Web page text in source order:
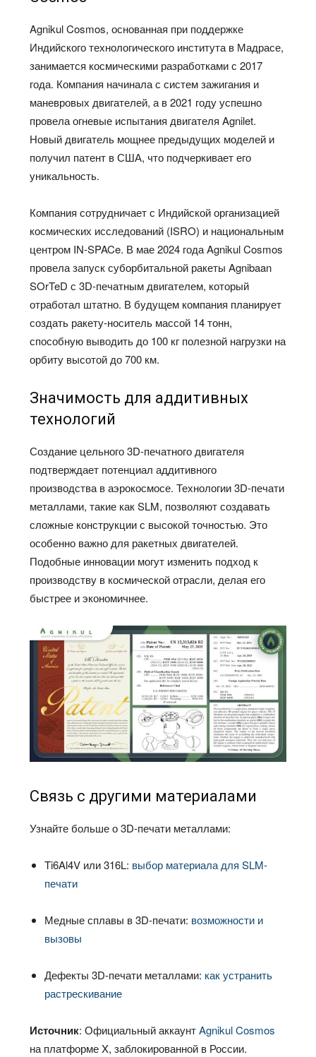
Agnikul Cosmos, основанная при поддержке
Индийского технологического института в Мадрасе,
занимается космическими разработками с 2017
года. Компания начинала с систем зажигания и
маневровых двигателей, а в 2021 году успешно
провела огневые испытания двигателя Agnilet.
Новый двигатель мощнее предыдущих моделей и
получил патент в США, что подчеркивает его
уникальность.
Компания сотрудничает с Индийской организацией
космических исследований (ISRO) и национальным
центром IN-SPACe. В мае 2024 года Agnikul Cosmos
провела запуск суборбитальной ракеты Agnibaan
SOrTeD с 3D-печатным двигателем, который
отработал штатно. В будущем компания планирует
создать ракету-носитель массой 14 тонн,
способную выводить до 100 кг полезной нагрузки на
орбиту высотой до 700 км.
Значимость для аддитивных
технологий
Создание цельного 3D-печатного двигателя
подтверждает потенциал аддитивного
производства в аэрокосмосе. Технологии 3D-печати
металлами, такие как SLM, позволяют создавать
сложные конструкции с высокой точностью. Это
особенно важно для ракетных двигателей.
Подобные инновации могут изменить подход к
производству в космической отрасли, делая его
быстрее и экономичнее.
Связь с другими материалами
Узнайте больше о 3D-печати металлами:
Ti6Al4V или 316L: выбор материала для SLM-
печати
Медные сплавы в 3D-печати: возможности и
вызовы
Дефекты 3D-печати металлами: как устранить
растрескивание
Источник: Официальный аккаунтAgnikul Cosmos
на платформе X, заблокированной в России.